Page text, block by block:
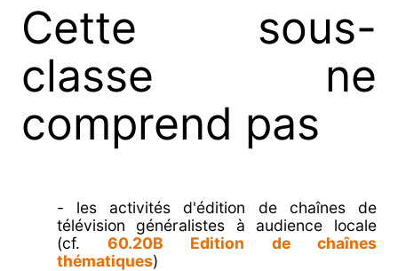
Cette sous-
classe ne
comprend pas
- les activités d'édition de chaînes de
télévision généralistes à audience locale
(cf.60.20B Edition de chaînes
thématiques)